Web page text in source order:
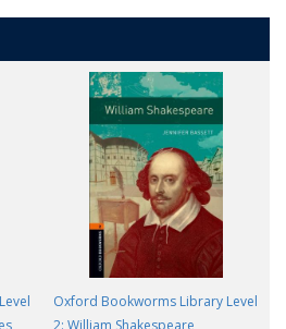
Oxford Bookworms Library Level
2: William Shakespeare